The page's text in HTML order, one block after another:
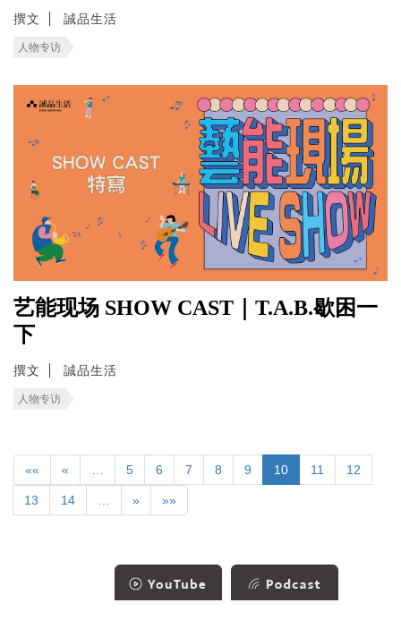
撰文 誠品生活
人物专访
艺能现场 SHOW CAST｜T.A.B.歇困一
下
撰文 誠品生活
人物专访
«« « 5 6 7 8 9 10 11 12
13 14 » »»